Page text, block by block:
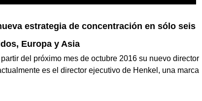
estrategia de concentración en sólo seis
Europa y Asia
del próximo mes de octubre 2016 su nuevo director
es el director ejecutivo de Henkel, una marca